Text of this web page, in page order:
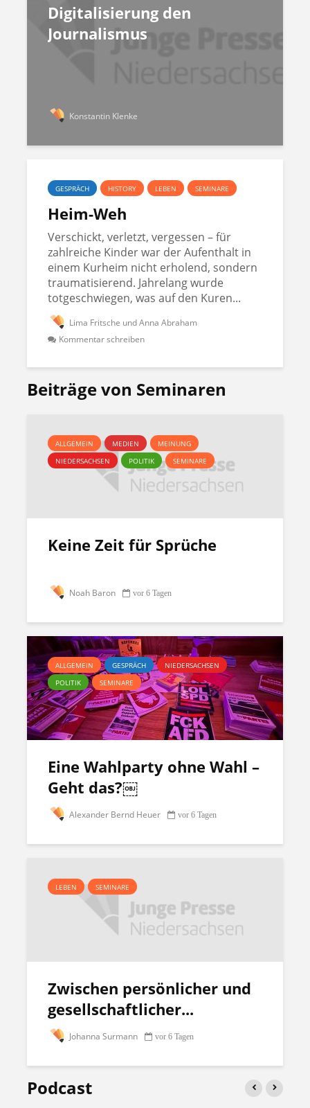
Digitalisierung den
Journalismus
Konstantin Klenke
GESPRÄCH HISTORY LEBEN SEMINARE
Heim-Weh
Verschickt, verletzt, vergessen – für
zahlreiche Kinder war der Aufenthalt in
einem Kurheim nicht erholend, sondern
traumatisierend. Jahrelang wurde
totgeschwiegen, was auf den Kuren...
Lima Fritsche und Anna Abraham
Kommentar schreiben
Beiträge von Seminaren
ALLGEMEIN MEDIEN
MEINUNG
NIEDERSACHSEN
POLITIK SEMINARE
Keine Zeit für Sprüche
Noah Baron vor 6 Tagen
ALLGEMEIN GESPRÄCH
NIEDERSACHSEN
POLITIK
SEMINARE
Eine Wahlparty ohne Wahl –
Geht das?￼
Alexander Bernd Heuer vor 6 Tagen
LEBEN SEMINARE
Zwischen persönlicher und
gesellschaftlicher...
Johanna Surmann vor 6 Tagen
Podcast